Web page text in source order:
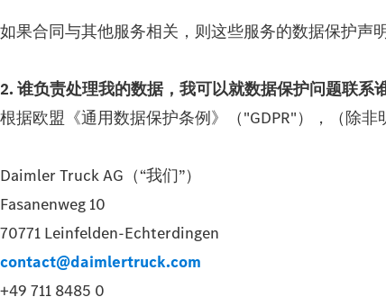
如果合同与其他服务相关，则这些服务的数据保护声
2. 谁负责处理我的数据，我可以就数据保护问题联系
根据欧盟《通用数据保护条例》（"GDPR"），（除
Daimler Truck AG（“我们”）
Fasanenweg 10
70771 Leinfelden-Echterdingen
contact@daimlertruck.com
+49 711 8485 0